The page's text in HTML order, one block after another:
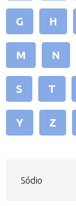
G H
M N
S T
Y Z
Sódio